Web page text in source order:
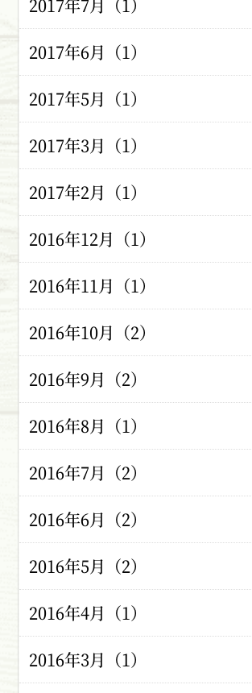
2017年7月（1）
2017年6月（1）
2017年5月（1）
2017年3月（1）
2017年2月（1）
2016年12月（1）
2016年11月（1）
2016年10月（2）
2016年9月（2）
2016年8月（1）
2016年7月（2）
2016年6月（2）
2016年5月（2）
2016年4月（1）
2016年3月（1）